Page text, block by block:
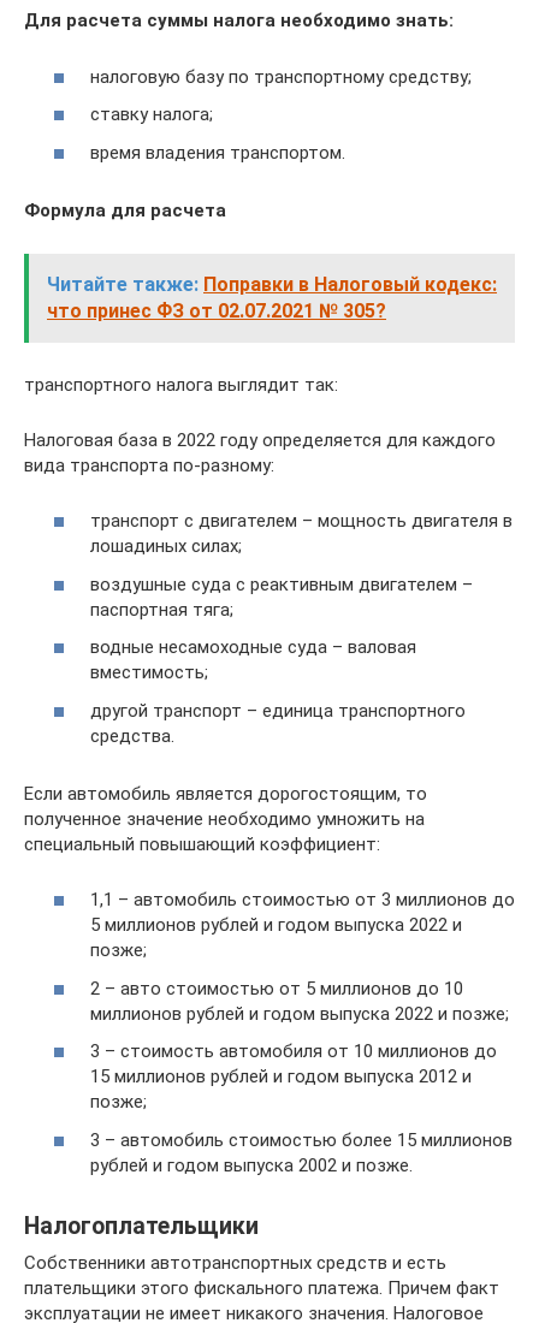
Для расчета суммы налога необходимо знать:
налоговую базу по транспортному средству;
ставку налога;
время владения транспортом.
Формула для расчета
Читайте также: Поправки в Налоговый кодекс:
что принес ФЗ от 02.07.2021 № 305?
транспортного налога выглядит так:
Налоговая база в 2022 году определяется для каждого
вида транспорта по-разному:
транспорт с двигателем – мощность двигателя в
лошадиных силах;
воздушные суда с реактивным двигателем –
паспортная тяга;
водные несамоходные суда – валовая
вместимость;
другой транспорт – единица транспортного
средства.
Если автомобиль является дорогостоящим, то
полученное значение необходимо умножить на
специальный повышающий коэффициент:
1,1 – автомобиль стоимостью от 3 миллионов до
5 миллионов рублей и годом выпуска 2022 и
позже;
2 – авто стоимостью от 5 миллионов до 10
миллионов рублей и годом выпуска 2022 и позже;
3 – стоимость автомобиля от 10 миллионов до
15 миллионов рублей и годом выпуска 2012 и
позже;
3 – автомобиль стоимостью более 15 миллионов
рублей и годом выпуска 2002 и позже.
Налогоплательщики
Собственники автотранспортных средств и есть
плательщики этого фискального платежа. Причем факт
эксплуатации не имеет никакого значения. Налоговое